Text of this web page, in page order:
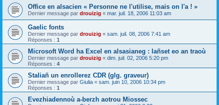
Office en alsacien « Personne ne l'utilise, mais on l'a ! »
Dernier message par drouizig « mar. juil. 18, 2006 11:03 am
Gaelic fonts
Dernier message par drouizig « sam. juil. 08, 2006 7:41 am
Réponses : 1
Microsoft Word ha Excel en alsasianeg : lañset eo an traoù
Dernier message par drouizig « dim. juil. 02, 2006 5:20 pm
Réponses : 4
Staliañ un enrollerez CDR (glg. graveur)
Dernier message par Giulia « sam. juin 10, 2006 10:34 pm
Réponses : 1
Evezhiadennoù a-berzh aotrou Miossec